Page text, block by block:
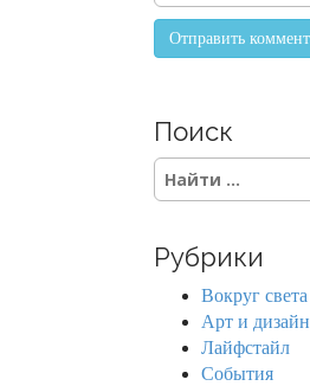
Поиск
S
e
c
Рубрики
Вокруг света
Арт и дизайн
Лайфстайл
События